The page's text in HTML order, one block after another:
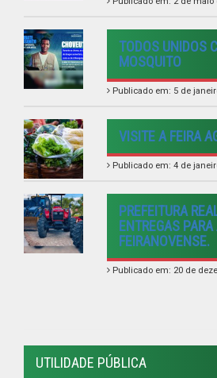
TODOS UNIDOS
MOSQUITO
Publicado em: 5 de
VISITE A FEIRA
Publicado em: 4 de
PREFEITURA
ENTREGAS
FEIRANOVENSE.
Publicado em: 20 de
UTILIDADE PÚBLICA